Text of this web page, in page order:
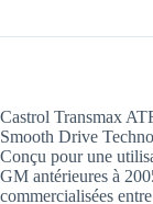
Castrol Transmax
Smooth Drive
Conçu pour une
GM antérieures à
commercialisées